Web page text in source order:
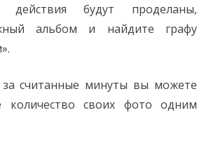
действия будут проделаны,
альбом и найдите графу
считанные минуты вы можете
количество своих фото одним